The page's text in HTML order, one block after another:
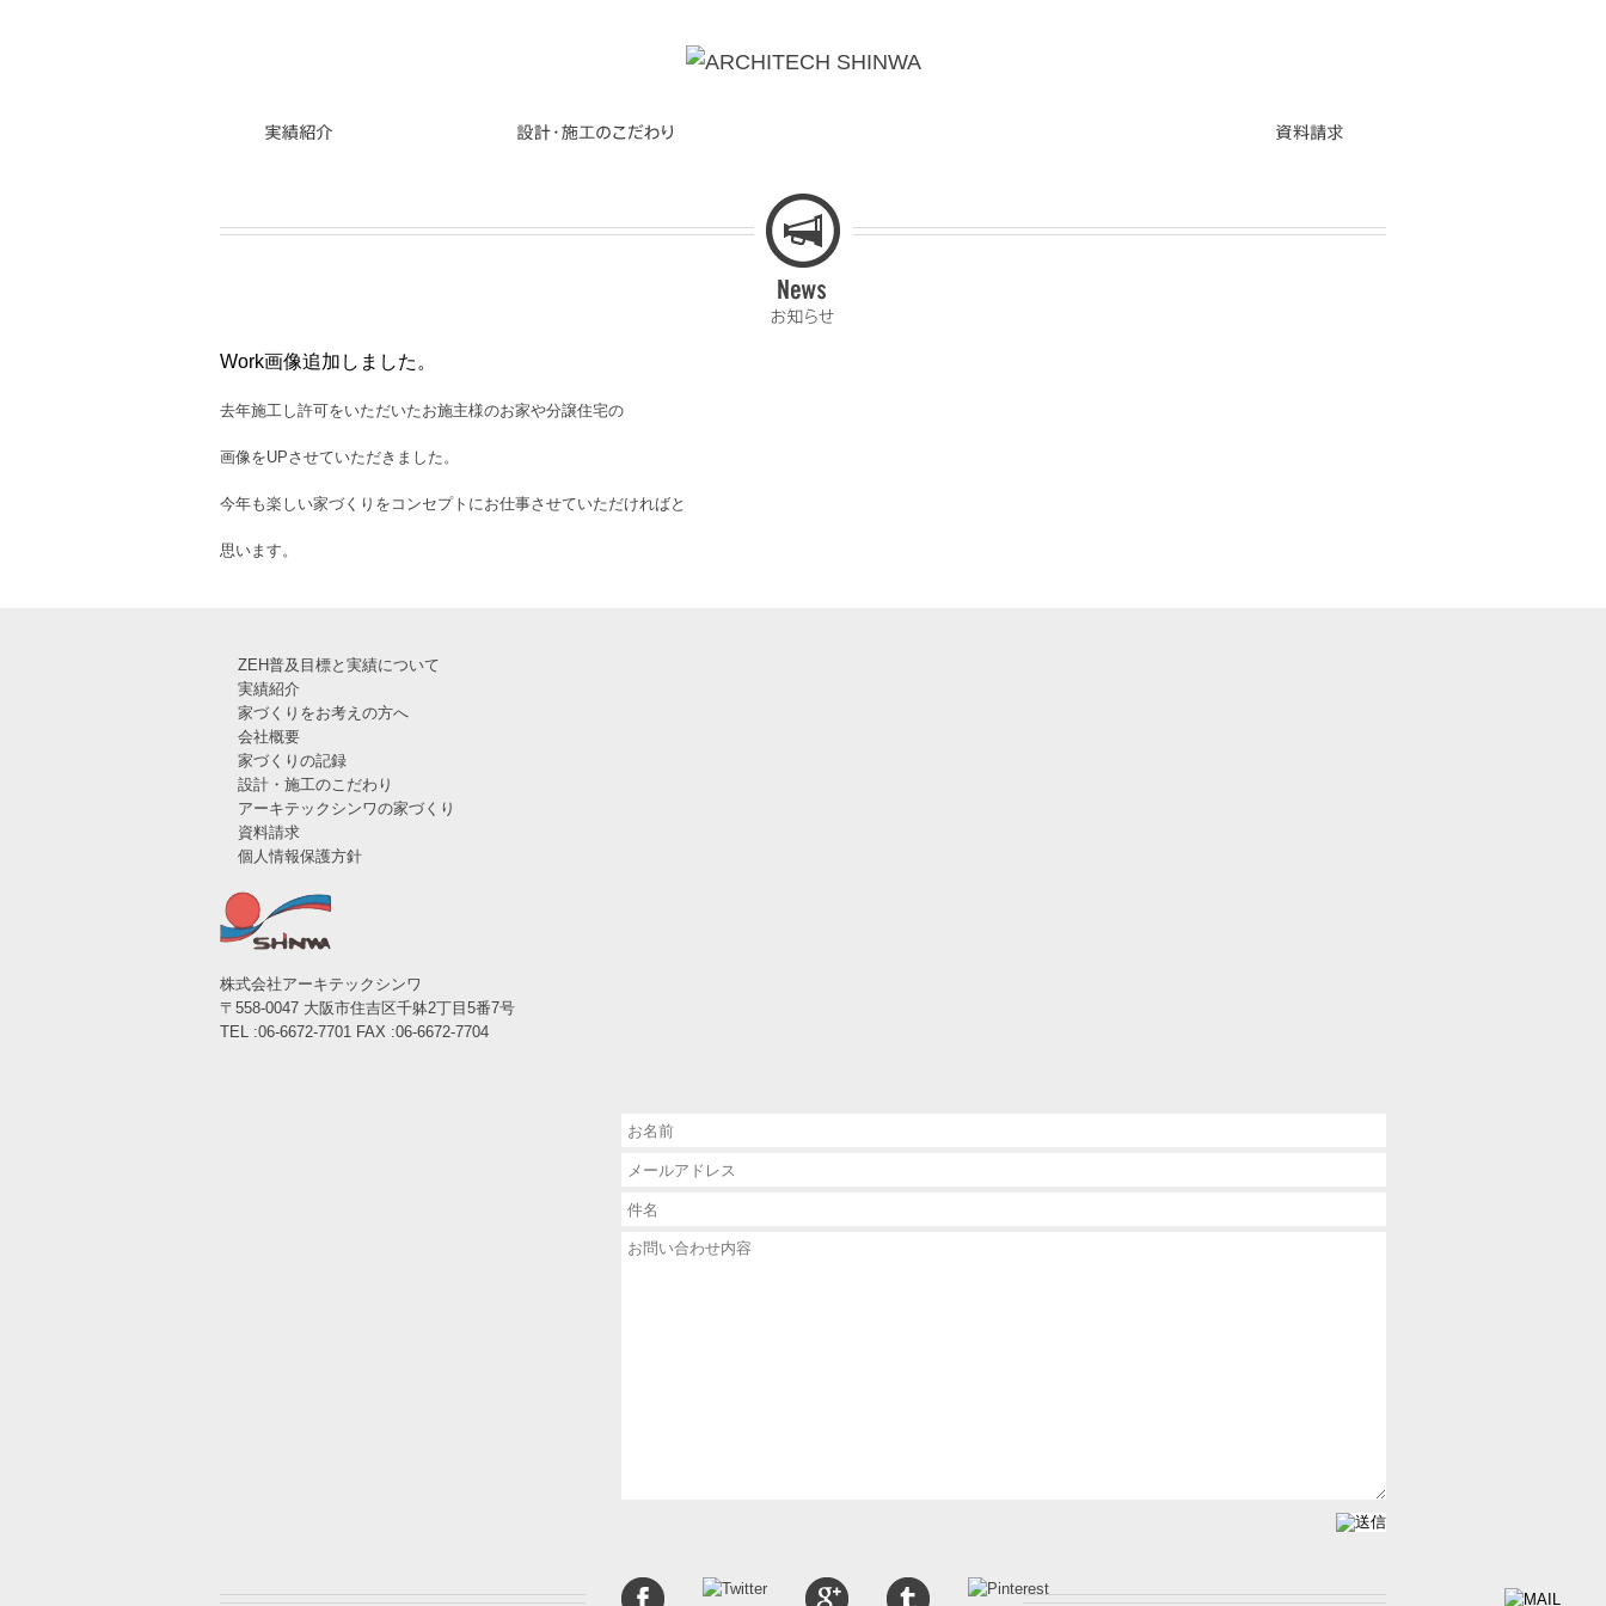
Work画像追加しました。
去年施工し許可をいただいたお施主様のお家や分譲住宅の
画像をUPさせていただきました。
今年も楽しい家づくりをコンセプトにお仕事させていただければと
思います。
ZEH普及目標と実績について
実績紹介
家づくりをお考えの方へ
会社概要
家づくりの記録
設計・施工のこだわり
アーキテックシンワの家づくり
資料請求
個人情報保護方針
株式会社アーキテックシンワ
〒558-0047 大阪市住吉区千躰2丁目5番7号
TEL :06-6672-7701 FAX :06-6672-7704